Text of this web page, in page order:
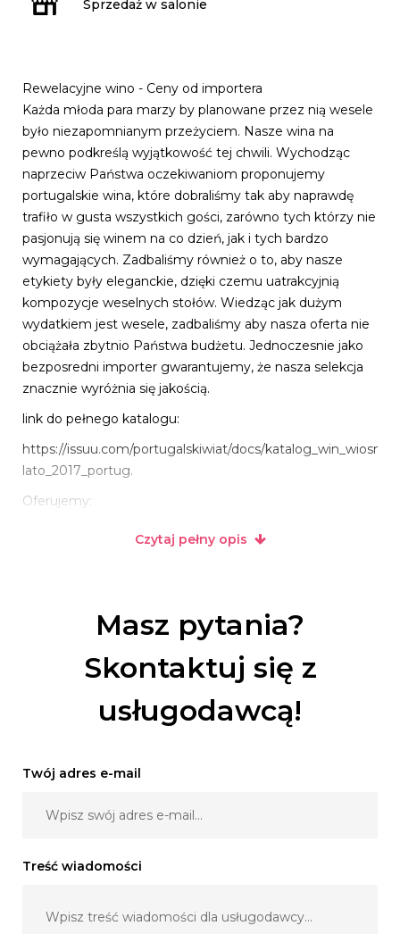
Sprzedaż w salonie
Rewelacyjne wino - Ceny od importera
Każda młoda para marzy by planowane przez nią wesele
było niezapomnianym przeżyciem. Nasze wina na
pewno podkreślą wyjątkowość tej chwili. Wychodząc
naprzeciw Państwa oczekiwaniom proponujemy
portugalskie wina, które dobraliśmy tak aby naprawdę
trafiło w gusta wszystkich gości, zarówno tych którzy nie
pasjonują się winem na co dzień, jak i tych bardzo
wymagających. Zadbaliśmy również o to, aby nasze
etykiety były eleganckie, dzięki czemu uatrakcyjnią
kompozycje weselnych stołów. Wiedząc jak dużym
wydatkiem jest wesele, zadbaliśmy aby nasza oferta nie
obciążała zbytnio Państwa budżetu. Jednoczesnie jako
bezposredni importer gwarantujemy, że nasza selekcja
znacznie wyróżnia się jakością.
link do pełnego katalogu:
https://issuu.com/portugalskiwiat/docs/katalog_win_wiosna-
lato_2017_portug.
Oferujemy:
- Hurtowe ceny od importera
A każdy zadowolony klient jest dla nas źródłem radości.
Czytaj pełny opis
Masz pytania?
Skontaktuj się z
usługodawcą!
Twój adres e-mail
Treść wiadomości